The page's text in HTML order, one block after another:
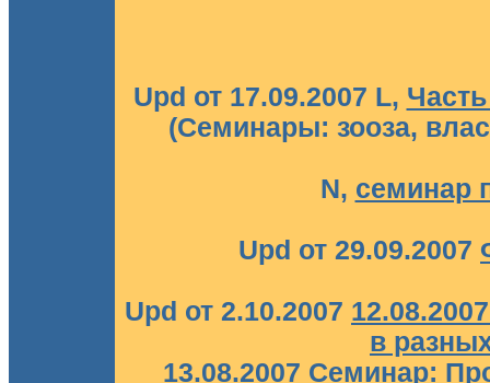
Upd от 17.09.2007 L,
(Семинары: зооза,
N, семинар
Upd от 29.09.2007
Upd от 2.10.2007
в
13.08.2007 Семинар: